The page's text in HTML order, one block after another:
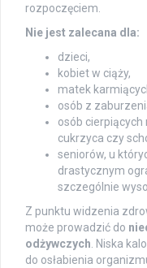
rozpoczęciem.
Nie jest zalecana dla:
dzieci,
kobiet w ciąży,
matek
osób z
osób cierpiących
cukrzyca czy
seniorów, u
drastycznym
szczególnie
Z punktu widzenia
może prowadzić do
odżywczych . Niska
do osłabienia